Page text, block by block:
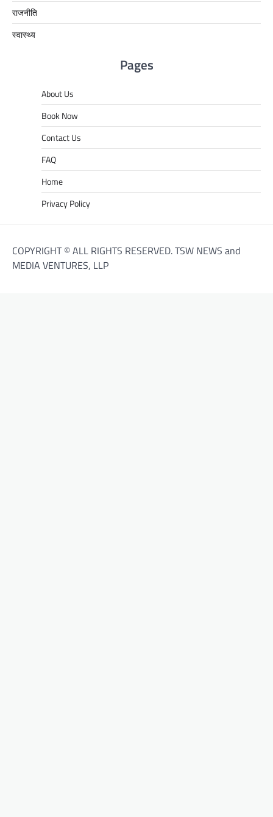
राजनीति
स्वास्थ्य
Pages
About Us
Book Now
Contact Us
FAQ
Home
Privacy Policy
COPYRIGHT © ALL RIGHTS RESERVED. TSW NEWS and
MEDIA VENTURES, LLP